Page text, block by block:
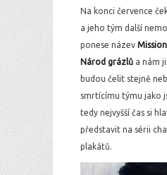
Na konci července
a jeho tým další
ponese název
Národ grázlů a nám
budou čelit stejně
smrtícímu týmu jako
tedy nejvyšší čas si
představit na sérii
plakátů.